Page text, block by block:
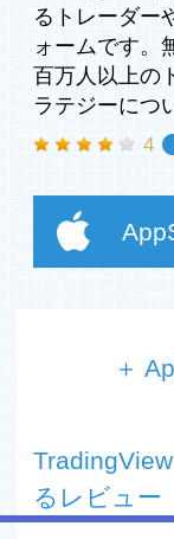
るトレーダー
ォームです。
百万人以上の
ラテジーにつ
4
＋
チャートにアク
るアイデアやス
るレビュー